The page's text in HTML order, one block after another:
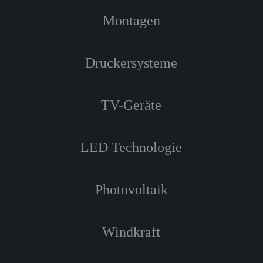
Montagen
Druckersysteme
TV-Geräte
LED Technologie
Photovoltaik
Windkraft